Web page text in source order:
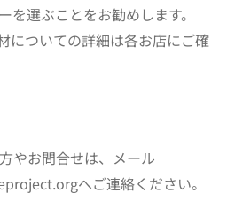
を選ぶことをお勧めします。
についての詳細は各お店にご確
やお問合せは、メール
へご連絡ください。